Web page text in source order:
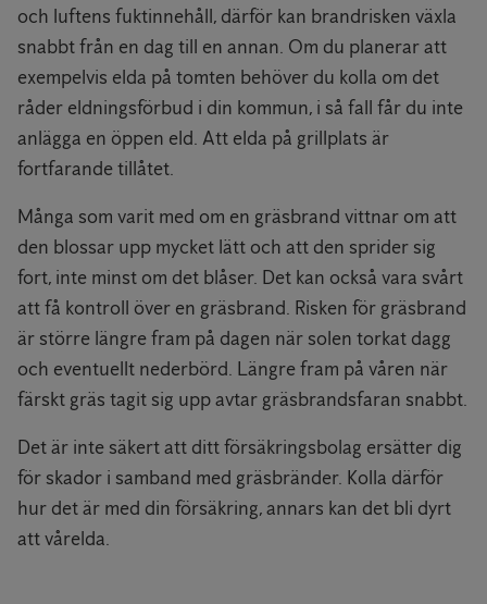
och luftens fuktinnehåll, därför kan brandrisken växla
snabbt från en dag till en annan. Om du planerar att
exempelvis elda på tomten behöver du kolla om det
råder eldningsförbud i din kommun, i så fall får du inte
anlägga en öppen eld. Att elda på grillplats är
fortfarande tillåtet.
Många som varit med om en gräsbrand vittnar om att
den blossar upp mycket lätt och att den sprider sig
fort, inte minst om det blåser. Det kan också vara svårt
att få kontroll över en gräsbrand. Risken för gräsbrand
är större längre fram på dagen när solen torkat dagg
och eventuellt nederbörd. Längre fram på våren när
färskt gräs tagit sig upp avtar gräsbrandsfaran snabbt.
Det är inte säkert att ditt försäkringsbolag ersätter dig
för skador i samband med gräsbränder. Kolla därför
hur det är med din försäkring, annars kan det bli dyrt
att vårelda.